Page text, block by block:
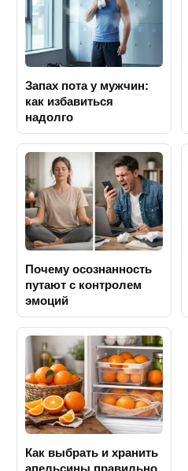
Запах пота у мужчин:
как избавиться
надолго
Почему осознанность
путают с контролем
эмоций
Как выбрать и хранить